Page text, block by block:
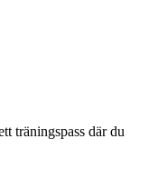
träningspass där du